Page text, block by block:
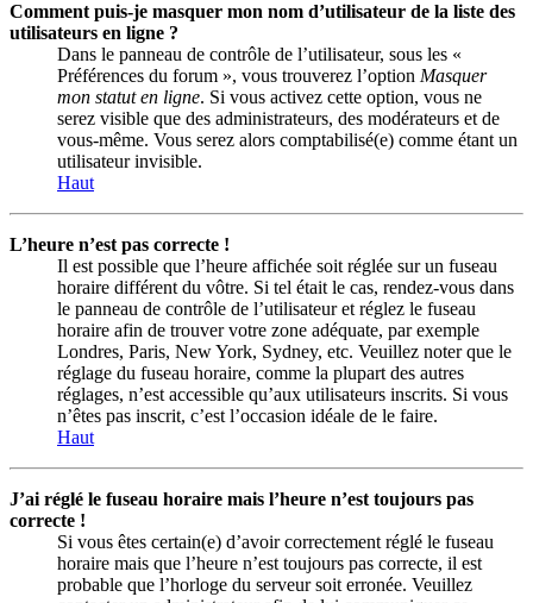
Comment puis-je masquer mon nom d’utilisateur de la liste des
utilisateurs en ligne ?
Dans le panneau de contrôle de l’utilisateur, sous les «
Préférences du forum », vous trouverez l’option Masquer
mon statut en ligne. Si vous activez cette option, vous ne
serez visible que des administrateurs, des modérateurs et de
vous-même. Vous serez alors comptabilisé(e) comme étant un
utilisateur invisible.
Haut
L’heure n’est pas correcte !
Il est possible que l’heure affichée soit réglée sur un fuseau
horaire différent du vôtre. Si tel était le cas, rendez-vous dans
le panneau de contrôle de l’utilisateur et réglez le fuseau
horaire afin de trouver votre zone adéquate, par exemple
Londres, Paris, New York, Sydney, etc. Veuillez noter que le
réglage du fuseau horaire, comme la plupart des autres
réglages, n’est accessible qu’aux utilisateurs inscrits. Si vous
n’êtes pas inscrit, c’est l’occasion idéale de le faire.
Haut
J’ai réglé le fuseau horaire mais l’heure n’est toujours pas
correcte !
Si vous êtes certain(e) d’avoir correctement réglé le fuseau
horaire mais que l’heure n’est toujours pas correcte, il est
probable que l’horloge du serveur soit erronée. Veuillez